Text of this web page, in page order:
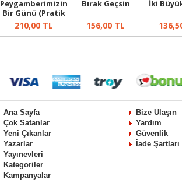
Peygamberimizin
Bir Günü (Pratik
Baskı)
210,00TL
Bırak Geçsin
156,00 TL
İki
Ana Sayfa
Çok Satanlar
Yeni Çıkanlar
Yazarlar
Yayınevleri
Kategoriler
Kampanyalar
Bize Ulaşın
Yardım
Güvenlik
İade Şartları